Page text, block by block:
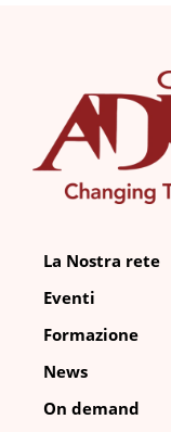
La Nostra rete
Eventi
Formazione
News
On demand